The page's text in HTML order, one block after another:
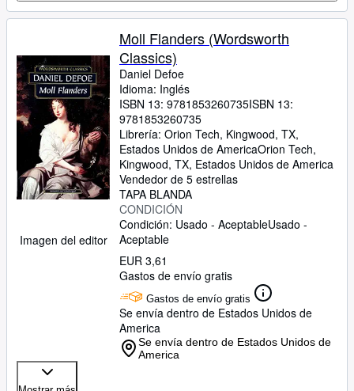
Imagen del editor
Moll Flanders (Wordsworth
Classics)
Daniel Defoe
Idioma: Inglés
ISBN 13: 9781853260735ISBN 13:
9781853260735
Librería: Orion Tech, Kingwood, TX,
Estados Unidos de AmericaOrion Tech,
Kingwood, TX, Estados Unidos de America
Vendedor de 5 estrellas
TAPA BLANDA
CONDICIÓN
Condición: Usado - AceptableUsado -
Aceptable
EUR 3,61
Gastos de envío gratis
Gastos de envío gratis
Se envía dentro de Estados Unidos de
America
Se envía dentro de Estados Unidos de
America